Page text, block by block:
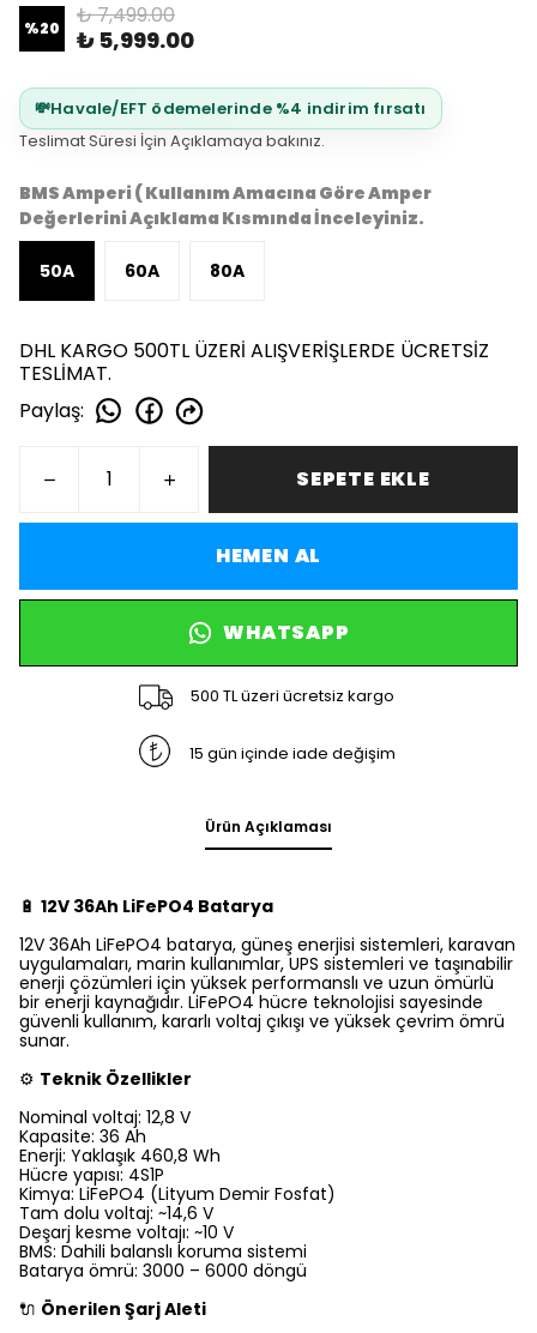
%20 ₺ 7,499.00
₺ 5,999.00
💸Havale/EFT ödemelerinde %4 indirim fırsatı
Teslimat Süresi İçin Açıklamaya bakınız.
BMS Amperi ( Kullanım Amacına Göre Amper
Değerlerini Açıklama Kısmında İnceleyiniz.
50A 60A 80A
DHL KARGO 500TL ÜZERİ ALIŞVERİŞLERDE ÜCRETSİZ
TESLİMAT.
Paylaş:
SEPETE EKLE
HEMEN AL
WHATSAPP
500 TL üzeri ücretsiz kargo
15 gün içinde iade değişim
Ürün Açıklaması
🔋 12V 36Ah LiFePO4 Batarya
12V 36Ah LiFePO4 batarya, güneş enerjisi sistemleri, karavan
uygulamaları, marin kullanımlar, UPS sistemleri ve taşınabilir
enerji çözümleri için yüksek performanslı ve uzun ömürlü
bir enerji kaynağıdır. LiFePO4 hücre teknolojisi sayesinde
güvenli kullanım, kararlı voltaj çıkışı ve yüksek çevrim ömrü
sunar.
⚙️ Teknik Özellikler
Nominal voltaj: 12,8 V
Kapasite: 36 Ah
Enerji: Yaklaşık 460,8 Wh
Hücre yapısı: 4S1P
Kimya: LiFePO4 (Lityum Demir Fosfat)
Tam dolu voltaj: ~14,6 V
Deşarj kesme voltajı: ~10 V
BMS: Dahili balanslı koruma sistemi
Batarya ömrü: 3000 – 6000 döngü
🔌 Önerilen Şarj Aleti